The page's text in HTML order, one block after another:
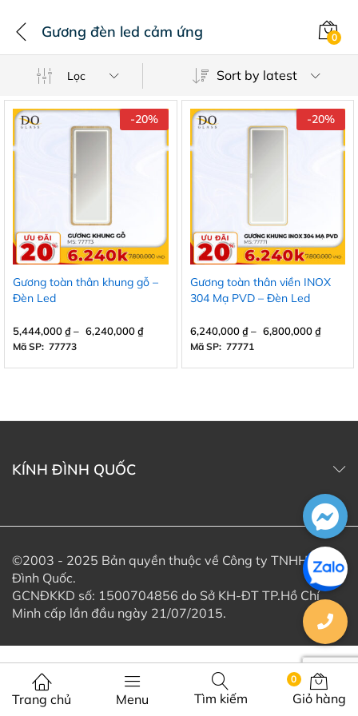
Gương đèn led cảm ứng 0
Lọc Sort by latest
-20%
Gương toàn thân khung gỗ –
Đèn Led
5,444,000₫– 6,240,000₫
Mã SP: 77773
-20%
Gương toàn thân viền INOX
304 Mạ PVD – Đèn Led
6,240,000₫– 6,800,000₫
Mã SP: 77771
KÍNH ĐÌNH QUỐC
©2003 - 2025 Bản quyền thuộc về Công ty TNHH Kính
Đình Quốc.
GCNĐKKD số: 1500704856 do Sở KH-ĐT TP.Hồ Chí
Minh cấp lần đầu ngày 21/07/2015.
Trang chủ Menu Tìm kiếm
0
Giỏ hàng